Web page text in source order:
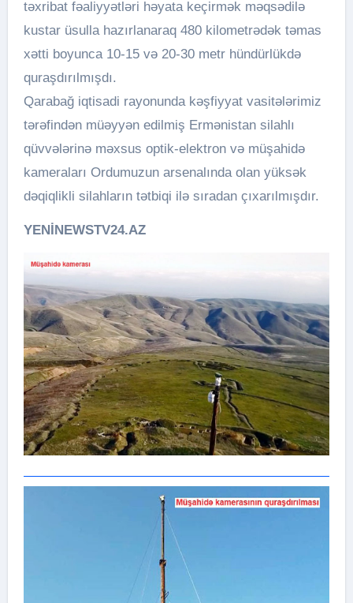
təxribat fəaliyyətləri həyata keçirmək məqsədilə
kustar üsulla hazırlanaraq 480 kilometrədək təmas
xətti boyunca 10-15 və 20-30 metr hündürlükdə
quraşdırılmışdı.
Qarabağ iqtisadi rayonunda kəşfiyyat vasitələrimiz
tərəfindən müəyyən edilmiş Ermənistan silahlı
qüvvələrinə məxsus optik-elektron və müşahidə
kameraları Ordumuzun arsenalında olan yüksək
dəqiqlikli silahların tətbiqi ilə sıradan çıxarılmışdır.
YENİNEWSTV24.AZ